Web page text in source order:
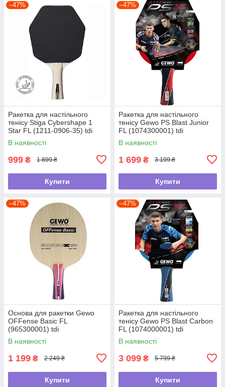
–47%
Ракетка для настільного
тенісу Stiga Cybershape 1
Star FL (1211-0906-35) tdi
В наявності
999 ₴ 1 899 ₴
Купити
–47%
Ракетка для настільного
тенісу Gewo PS Blast Junior
FL (1074300001) tdi
В наявності
1 699 ₴ 3 199 ₴
Купити
–47%
Основа для ракетки Gewo
OFFense Basic FL
(965300001) tdi
В наявності
1 199 ₴ 2 249 ₴
Купити
–47%
Ракетка для настільного
тенісу Gewo PS Blast Carbon
FL (1074000001) tdi
В наявності
3 099 ₴ 5 799 ₴
Купити